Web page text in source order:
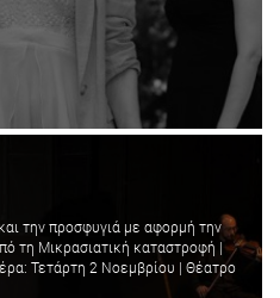
την προσφυγιά με αφορμή την
τη Μικρασιατική καταστροφή |
Τετάρτη 2 Νοεμβρίου | Θέατρο